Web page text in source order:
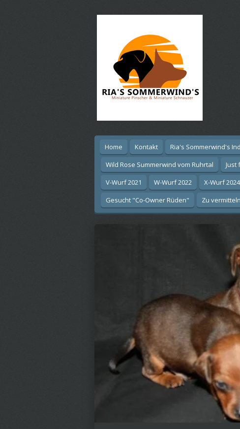
Home Kontakt Ria's Sommerwind's
Wild Rose Summerwind vom Ruhrtal
Just
V-Wurf 2021
W-Wurf 2022 X-Wurf 2024
Gesucht "Co-Owner Rüden"
Zu vermitteln